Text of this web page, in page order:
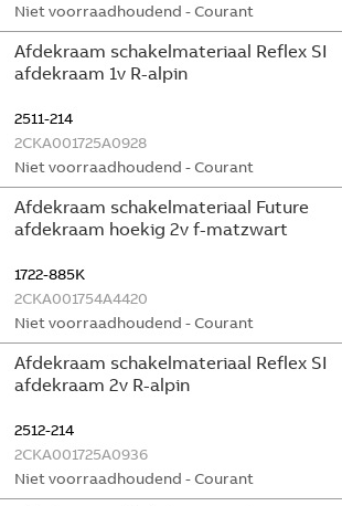
Niet voorraadhoudend - Courant
Afdekraam schakelmateriaal Reflex SI
afdekraam 1v R-alpin
2511-214
2CKA001725A0928
Niet voorraadhoudend - Courant
Afdekraam schakelmateriaal Future
afdekraam hoekig 2v f-matzwart
1722-885K
2CKA001754A4420
Niet voorraadhoudend - Courant
Afdekraam schakelmateriaal Reflex SI
afdekraam 2v R-alpin
2512-214
2CKA001725A0936
Niet voorraadhoudend - Courant